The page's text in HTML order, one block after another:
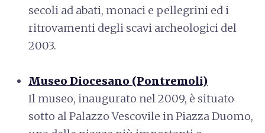
secoli ad abati, monaci e pellegrini ed i
ritrovamenti degli scavi archeologici del
2003.
Museo Diocesano (Pontremoli)
Il museo, inaugurato nel 2009, è situato
sotto al Palazzo Vescovile in Piazza Duomo,